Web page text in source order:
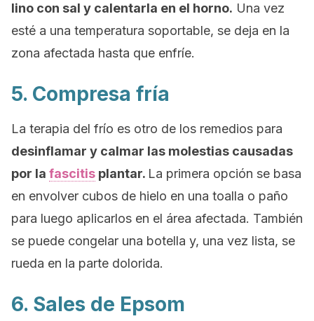
lino con sal y calentarla en el horno. Una vez
esté a una temperatura soportable, se deja en la
zona afectada hasta que enfríe.
5. Compresa fría
La terapia del frío es otro de los remedios para
desinflamar y calmar las molestias causadas
por la fascitis plantar. La primera opción se basa
en envolver cubos de hielo en una toalla o paño
para luego aplicarlos en el área afectada. También
se puede congelar una botella y, una vez lista, se
rueda en la parte dolorida.
6. Sales de Epsom